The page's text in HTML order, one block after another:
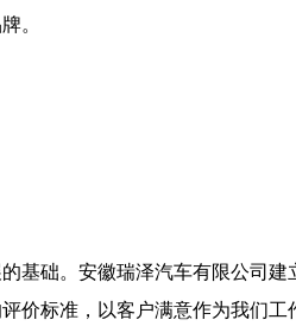
。
基础。安徽瑞泽汽车有限公司
价标准，以客户满意作为我们